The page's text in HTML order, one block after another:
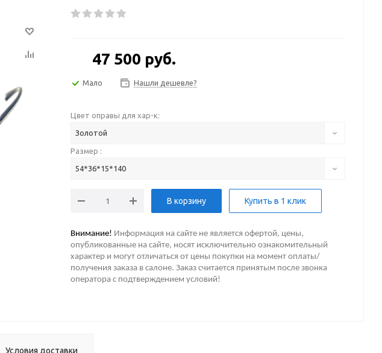
47 500 руб.
Мало Нашли дешевле?
Цвет оправы для хар-к:
Золотой
Размер :
54*36*15*140
В корзину Купить в 1 клик
Внимание! Информация на сайте не является офертой, цены,
опубликованные на сайте, носят исключительно ознакомительный
характер и могут отличаться от цены покупки на момент оплаты/
получения заказа в салоне. Заказ считается принятым после звонка
оператора с подтверждением условий!
Условия доставки